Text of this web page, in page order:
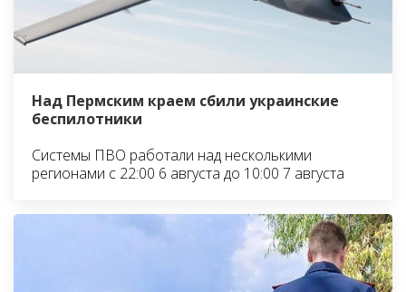
Над Пермским краем сбили украинские
беспилотники
Системы ПВО работали над несколькими
регионами с 22:00 6 августа до 10:00 7 августа